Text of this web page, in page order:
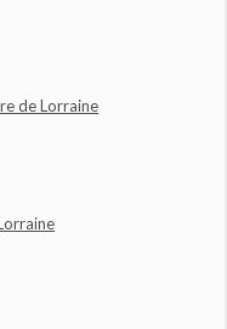
de Lorraine